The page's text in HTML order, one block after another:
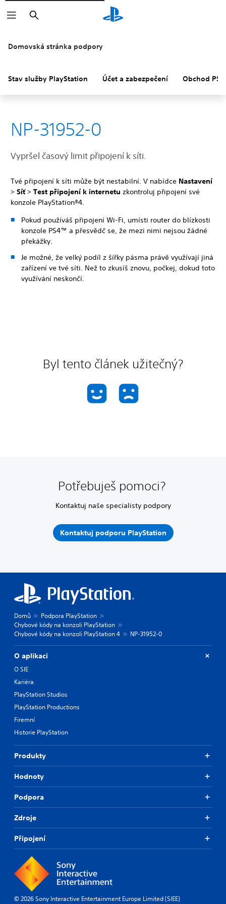
Vyhledat
Domovská stránka podpory
Stav služby PlayStation Účet a zabezpečení Obchod PS
NP-31952-0
Vypršel časový limit připojení k síti.
Tvé připojení k síti může být nestabilní. V nabídce Nastavení
> Síť> Test připojení k internetu zkontroluj připojení své
konzole PlayStation®4.
Pokud používáš připojení Wi-Fi, umísti router do blízkosti
konzole PS4™ a přesvědč se, že mezi nimi nejsou žádné
překážky.
Je možné, že velký podíl z šířky pásma právě využívají jiná
zařízení ve tvé síti. Než to zkusíš znovu, počkej, dokud toto
využívání neskončí.
Byl tento článek užitečný?
Potřebuješ pomoci?
Kontaktuj naše specialisty podpory
Kontaktuj podporu PlayStation
Domů
Podpora PlayStation
Chybové kódy na konzoli PlayStation
Chybové kódy na konzoli PlayStation 4
NP-31952-0
O aplikaci
O SIE
Kariéra
PlayStation Studios
PlayStation Productions
Firemní
Historie PlayStation
Produkty
Hodnoty
Podpora
Zdroje
Připojení
© 2026 Sony Interactive Entertainment Europe Limited (SIEE)